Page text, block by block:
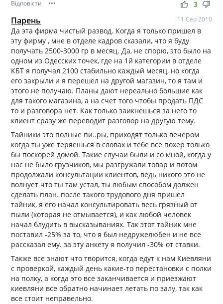
Відповісти ••• thumb_up thumb_down
3
Парень 11 Сер 2010
Да эта фирма чистый развод. Когда я только пришел в
эту фирму , мне в отделе кадров сказали, что я буду
получать 2500-3000 гр в месяц. Да, не спорю, это было на
одном из Одесских точек, где на 1й категории в отделе
КБТ я получал 2100 стабильно каждый месяц, но когда
его закрыли и я перешел на другой магазин, то я там и
этого не получаю. Планы дают нереально большие как
для такого магазина, а на счет того чтобы продать ПДС
то и разговора нет. Как только заикнешься за него то
клиент сразу же переводит разговор на другую тему.
Тайники это полные пи..ры, приходят только вечером
когда ты уже теряешься в словах и тебе все похер только
бы поскорей домой. Такие случаи были и со мной, когда у
нас не было грузчиков, мы разгружали товар и потом
продолжали консультации клиентов, ведь никого это не
волнует что ты там устал, ты любым способом должен
сделать план. после такого трудового дня пришел
тайник, я его начал консультировать весь грязный от
пыли (которая не отмывается), и как любой человек
начал блудить в высказываниях. Так этот тайник мне
поставил -25% за то, что я был недружелюбен и не все
рассказал ему. за эту анкету я получил -30% от ставки.
Также все знают что творится, когда едут к нам Киевляни
с проверкой, каждый день какие-то перестановки с полки
на полку, а когда это все заканчивается и приезжают
киевляни все обратно начинает летать по залу, так как
все стоит неправельно.